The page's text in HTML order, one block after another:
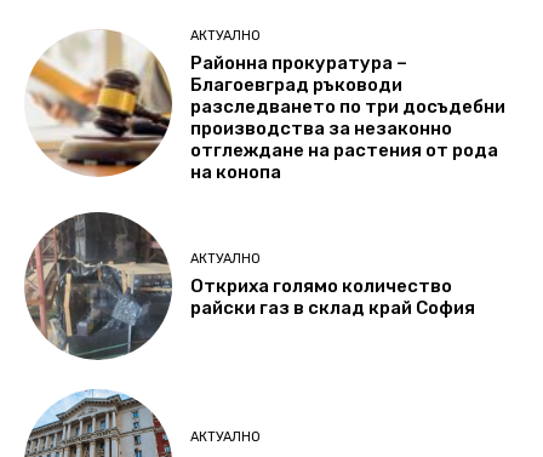
АКТУАЛНО
Районна прокуратура –
Благоевград ръководи
разследването по три досъдебни
производства за незаконно
отглеждане на растения от рода
на конопа
АКТУАЛНО
Откриха голямо количество
райски газ в склад край София
АКТУАЛНО